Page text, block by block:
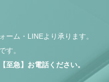
ーム・LINEより承ります。
す。
至急】お電話ください。